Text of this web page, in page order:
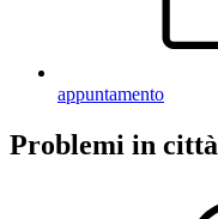
appuntamento
Problemi in città